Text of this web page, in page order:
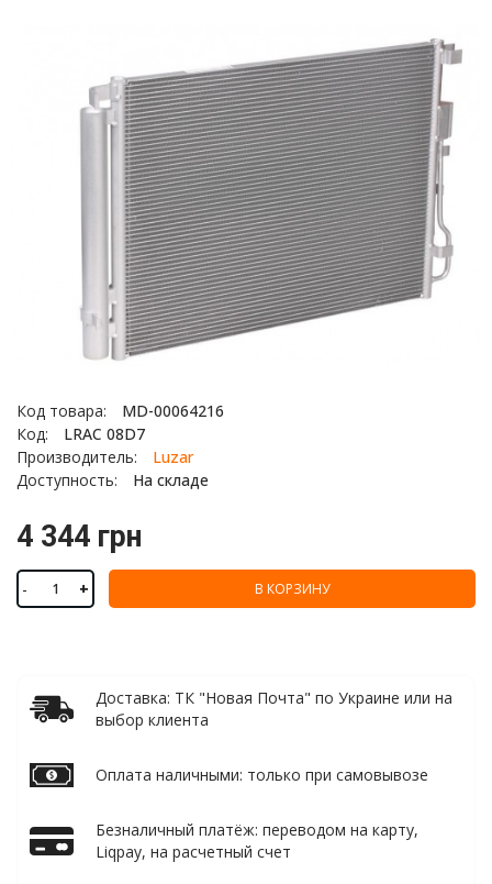
Код товара:
MD-00064216
Код:
LRAC 08D7
Производитель:
Luzar
Доступность:
На складе
4 344 грн
- + В КОРЗИНУ
Доставка: ТК "Новая Почта" по Украине или на
выбор клиента
Оплата наличными: только при самовывозе
Безналичный платёж: переводом на карту,
Liqpay, на расчетный счет